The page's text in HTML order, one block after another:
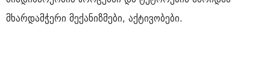
მხარდამჭერი მექანიზმები, აქტივობები.